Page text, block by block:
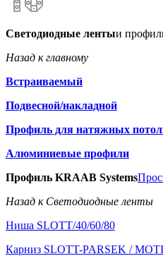
Светодиодные лентыи
Назад к главному
Встраиваемый
Подвесной/накладной
Профиль для натяжных
Алюминиевые профили
Профиль KRAAB Systems
Назад к Светодиодные ленты
Ниша SLOTT/40/60/80
Карниз SLOTT-PARSEK /